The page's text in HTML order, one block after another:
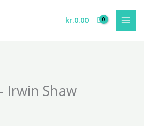
kr.0.00
Irwin Shaw